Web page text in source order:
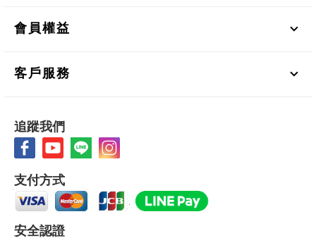
會員權益
客戶服務
追蹤我們
支付方式
安全認證